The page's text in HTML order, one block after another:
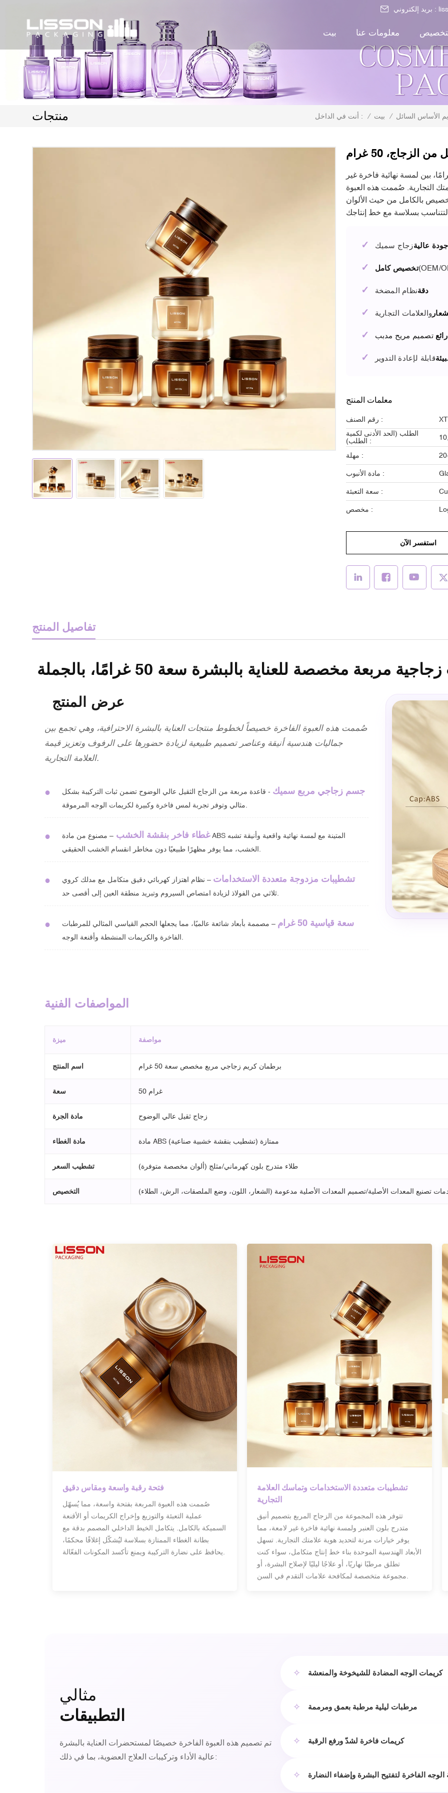
بريد إلكتروني :
بيت معلومات عنا
منتجات أنت في الداخل : / بيت / الأساس السائل
50 غرام
العبوة الزجاجية المربعة لكريم الوجه، سعة ٥٠ غرامًا، بين لمسة نهائية فاخرة غير
التجارية. صُممت هذه العبوة
بالكامل من حيث الألوان
✓ جودة عاليةزجاج سميك
✓ تخصيص كامل(OEM/
✓ دقةنظام المضخة
✓ والعلامات التجارية
✓ رائعتصميم مريح مدبب
✓ قابلة لإعادة التدوير
معلمات المنتج
رقم الصنف :
الطلب (الحد الأدنى لكمية
الطلب) :
مهلة :
مادة الأنبوب :
سعة التعبئة :
مخصص :
استفسر الآن
تفاصيل المنتج
مربعة مخصصة للعناية بالبشرة سعة 50 غرامًا، بالجملة
عرض المنتج
صُممت هذه العبوة الفاخرة خصيصاً لخطوط منتجات العناية بالبشرة الاحترافية، وهي تجمع بين
جماليات هندسية أنيقة وعناصر تصميم طبيعية لزيادة حضورها على الرفوف وتعزيز قيمة
العلامة التجارية.
● جسم زجاجي مربع سميك - قاعدة مربعة من الزجاج الثقيل عالي الوضوح تضمن ثبات التركيبة بشكل
● غطاء فاخر بنقشة الخشب – مصنوع من مادة ABS المتينة مع لمسة نهائية واقعية وأنيقة تشبه
● تشطيبات مزدوجة متعددة الاستخدامات – نظام اهتزاز كهربائي دقيق متكامل مع مدلك كروي
ثلاثي من الفولاذ لزيادة امتصاص السيروم وتبريد منطقة العين إلى أقصى حد.
● سعة قياسية 50 غرام
– مصممة بأبعاد شائعة عالميًا، مما يجعلها الحجم القياسي المثالي للمرطبات
المواصفات الفنية
ميزة مواصفة
اسم المنتج برطمان كريم زجاجي مربع مخصص سعة 50 غرام
سعة 50 غرام
مادة الجرة زجاج ثقيل عالي الوضوح
مادة الغطاء مادة ABS ممتازة (تشطيب بنقشة خشبية صناعية)
تشطيب السعر طلاء متدرج بلون كهرماني/مثلج (ألوان مخصصة متوفرة)
التخصيص تصنيع المعدات الأصلية/تصميم المعدات الأصلية مدعومة (الشعار، اللون، وضع الملصقات، الرش، الطلاء)
فتحة رقبة واسعة ومقاس دقيق
صُممت هذه العبوة المربعة بفتحة واسعة، مما يُسهّل
عملية التعبئة والتوزيع وإخراج الكريمات أو الأقنعة
السميكة بالكامل. يتكامل الخيط الداخلي المصمم بدقة مع
بطانة الغطاء الممتازة بسلاسة ليُشكّل إغلاقًا محكمًا،
تشطيبات متعددة الاستخدامات وتماسك العلامة
التجارية
تتوفر هذه المجموعة من الزجاج المربع بتصميم أنيق
متدرج بلون العنبر ولمسة نهائية فاخرة غير لامعة، مما
يوفر خيارات مرنة لتحديد هوية علامتك التجارية. تسهل
الأبعاد الهندسية الموحدة بناء خط إنتاج متكامل، سواء كنت
تطلق مرطبًا نهاريًا، أو علاجًا ليليًا لإصلاح البشرة، أو
مثالي
التطبيقات
تم تصميم هذه العبوة الفاخرة خصيصًا لمستحضرات العناية بالبشرة
عالية الأداء وتركيبات العلاج العضوية، بما في ذلك:
✧ كريمات الوجه المضادة للشيخوخة والمنعشة
✧ مرطبات ليلية مرطبة بعمق ومرممة
✧ كريمات فاخرة لشدّ ورفع الرقبة
✧ الوجه الفاخرة لتفتيح البشرة وإضفاء النضارة